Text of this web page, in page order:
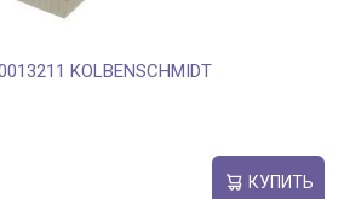
KOLBENSCHMIDT
КУПИТЬ